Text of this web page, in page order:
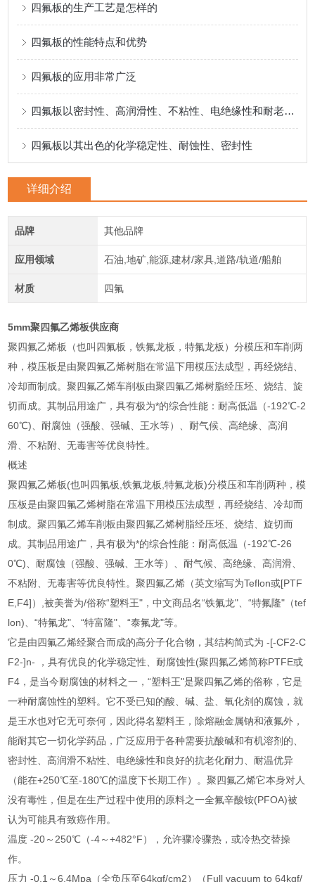
四氟板的生产工艺是怎样的
四氟板的性能特点和优势
四氟板的应用非常广泛
四氟板以密封性、高润滑性、不粘性、电绝缘性和耐老化性而闻名
四氟板以其出色的化学稳定性、耐蚀性、密封性
详细介绍
品牌 其他品牌
应用领域 石油,地矿,能源,建材/家具,道路/轨道/船舶
材质 四氟
5mm聚四氟乙烯板供应商
聚四氟乙烯板（也叫四氟板，铁氟龙板，特氟龙板）分模压和车削两
种，模压板是由聚四氟乙烯树脂在常温下用模压法成型，再经烧结、
冷却而制成。聚四氟乙烯车削板由聚四氟乙烯树脂经压坯、烧结、旋
切而成。其制品用途广，具有极为*的综合性能：耐高低温（-192℃-2
60℃)、耐腐蚀（强酸、强碱、王水等）、耐气候、高绝缘、高润
滑、不粘附、无毒害等优良特性。
概述
聚四氟乙烯板(也叫四氟板,铁氟龙板,特氟龙板)分模压和车削两种，模
压板是由聚四氟乙烯树脂在常温下用模压法成型，再经烧结、冷却而
制成。聚四氟乙烯车削板由聚四氟乙烯树脂经压坯、烧结、旋切而
成。其制品用途广，具有极为*的综合性能：耐高低温（-192℃-26
0℃)、耐腐蚀（强酸、强碱、王水等）、耐气候、高绝缘、高润滑、
不粘附、无毒害等优良特性。聚四氟乙烯（英文缩写为Teflon或[PTF
E,F4]）,被美誉为/俗称“塑料王"，中文商品名“铁氟龙"、“特氟隆"（tef
lon)、“特氟龙"、“特富隆"、“泰氟龙"等。
它是由四氟乙烯经聚合而成的高分子化合物，其结构简式为 -[-CF2-C
F2-]n- ，具有优良的化学稳定性、耐腐蚀性(聚四氟乙烯简称PTFE或
F4，是当今耐腐蚀的材料之一，“塑料王"是聚四氟乙烯的俗称，它是
一种耐腐蚀性的塑料。它不受已知的酸、碱、盐、氧化剂的腐蚀，就
是王水也对它无可奈何，因此得名塑料王，除熔融金属钠和液氟外，
能耐其它一切化学药品，广泛应用于各种需要抗酸碱和有机溶剂的、
密封性、高润滑不粘性、电绝缘性和良好的抗老化耐力、耐温优异
（能在+250℃至-180℃的温度下长期工作）。聚四氟乙烯它本身对人
没有毒性，但是在生产过程中使用的原料之一全氟辛酸铵(PFOA)被
认为可能具有致癌作用。
温度 -20～250℃（-4～+482°F），允许骤冷骤热，或冷热交替操
作。
压力 -0.1～6.4Mpa（全负压至64kgf/cm2）（Full vacuum to 64kgf/